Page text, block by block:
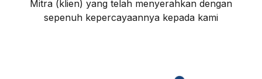
Mitra (klien) yang telah menyerahkan dengan
sepenuh kepercayaannya kepada kami